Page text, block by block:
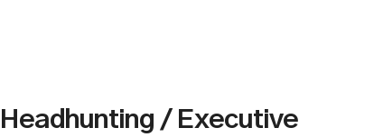
Headhunting / Executive